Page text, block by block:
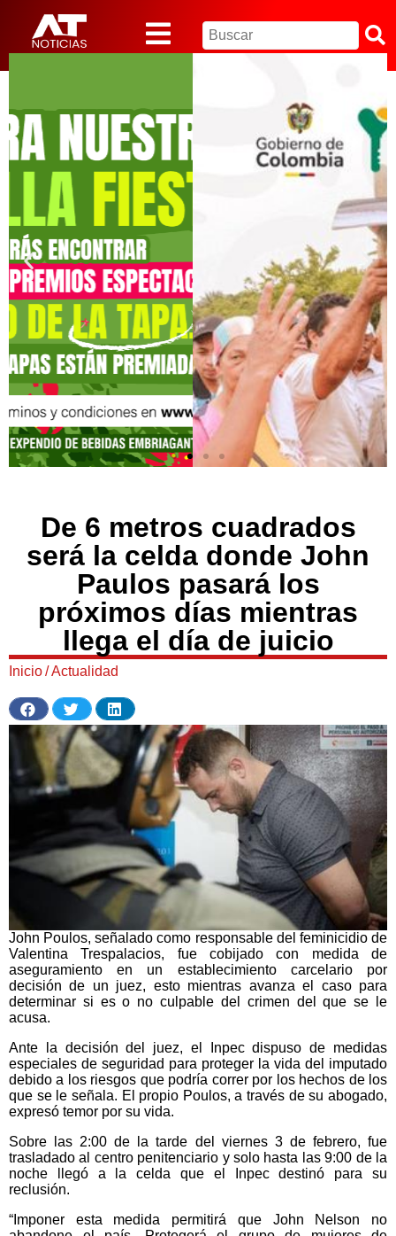
De 6 metros cuadrados
será la celda donde John
Paulos pasará los
próximos días mientras
llega el día de juicio
Inicio/Actualidad
John Poulos, señalado como responsable del feminicidio de
Valentina Trespalacios, fue cobijado con medida de
aseguramiento en un establecimiento carcelario por
decisión de un juez, esto mientras avanza el caso para
determinar si es o no culpable del crimen del que se le
acusa.
Ante la decisión del juez, el Inpec dispuso de medidas
especiales de seguridad para proteger la vida del imputado
debido a los riesgos que podría correr por los hechos de los
que se le señala. El propio Poulos, a través de su abogado,
expresó temor por su vida.
Sobre las 2:00 de la tarde del viernes 3 de febrero, fue
trasladado al centro penitenciario y solo hasta las 9:00 de la
noche llegó a la celda que el Inpec destinó para su
reclusión.
“Imponer esta medida permitirá que John Nelson no